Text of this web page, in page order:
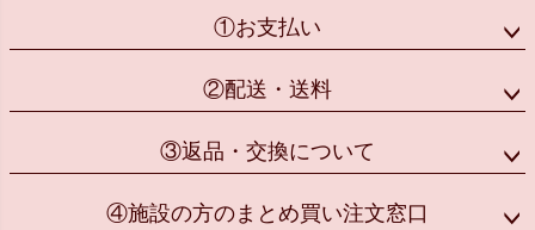
①お支払い
②配送・送料
③返品・交換について
④施設の方のまとめ買い注文窓口